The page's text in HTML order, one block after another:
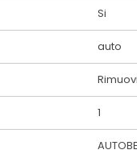
Si
auto
1